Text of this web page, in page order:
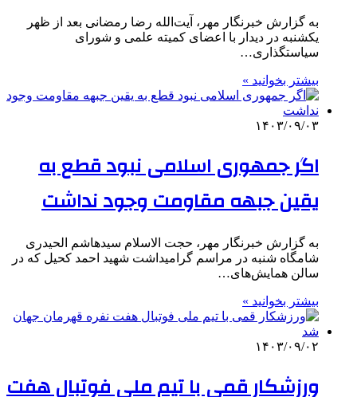
به گزارش خبرنگار مهر، آیت‌الله رضا رمضانی بعد از ظهر
یکشنبه در دیدار با اعضای کمیته علمی و شورای
سیاستگذاری…
بیشتر بخوانید »
۱۴۰۳/۰۹/۰۳
اگر جمهوری اسلامی نبود قطع به
یقین جبهه مقاومت وجود نداشت
به گزارش خبرنگار مهر، حجت الاسلام سیدهاشم الحیدری
شامگاه شنبه در مراسم گرامیداشت شهید احمد کحیل که در
سالن همایش‌های…
بیشتر بخوانید »
۱۴۰۳/۰۹/۰۲
ورزشکار قمی با تیم ملی فوتبال هفت